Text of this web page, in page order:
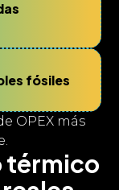
fósiles
OPEX más
térmico